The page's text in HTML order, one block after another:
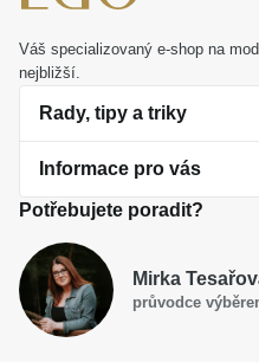
Váš specializovaný e-shop na
nejbližší.
Rady, tipy a triky
O perlách
Jak vybrat perlový šperk
Dárková inspirace
Smaltované a korálkové šperky
Informace pro vás
Obchodní podmínky
Reklamační řád
Potřebujete poradit?
Mirka
průvodce